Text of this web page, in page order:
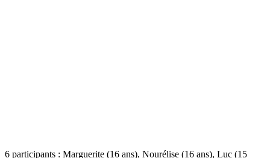
6 participants : Marguerite (16 ans), Nourélise (16 ans), Luc (15